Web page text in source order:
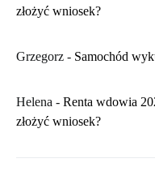
złożyć wniosek?
Grzegorz - Samochód
Helena - Renta wdowia
złożyć wniosek?